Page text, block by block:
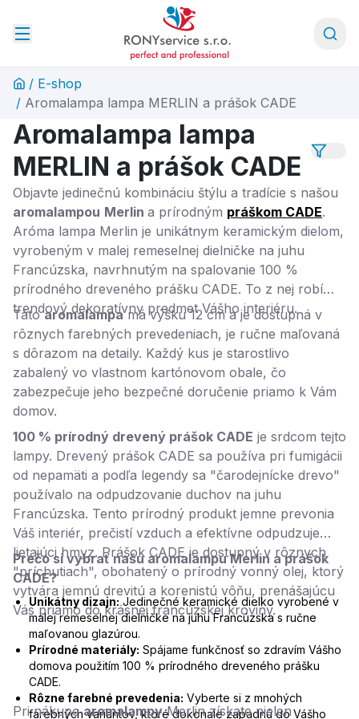
/ E-shop
/ Aromalampa lampa MERLIN a prášok CADE
Aromalampa lampa
MERLIN a prášok CADE
Objavte jedinečnú kombináciu štýlu a tradície s našou
aromalampou Merlin a prírodným práškom CADE.
Aróma lampa Merlin je unikátnym keramickým dielom,
vyrobeným v malej remeselnej dielničke na juhu
Francúzska, navrhnutým na spalovanie 100 %
prírodného dreveného prášku CADE. To z nej robí
trendový dekoratívny predmet Vášho interiéru.
Tátoaromalampamá výšku 12 cm a je dostupná v
rôznych farebných prevedeniach, je ručne maľovaná
s dôrazom na detaily. Každý kus je starostlivo
zabalený vo vlastnom kartónovom obale, čo
zabezpečuje jeho bezpečné doručenie priamo k Vám
domov.
100 % prírodný drevený prášok CADE je srdcom tejto
lampy. Drevený prášok CADE sa používa pri fumigácii
od nepamäti a podľa legendy sa "čarodejnícke drevo"
používalo na odpudzovanie duchov na juhu
Francúzska. Tento prírodný produkt jemne prevonia
Váš interiér, prečistí vzduch a efektívne odpudzuje
lietajúci hmyz. Prášok CADE je dostupný v rôznych
"príchutiach", obohatený o prírodný vonný olej, ktorý
vytvára jemnú drevitú a korenistú vôňu, prenášajúcu
Vás priamo do krásnej francúzskej kroviny.
Prečo si vybrať našu aromalampu Merlin a prášok
CADE?
Unikátny dizajn:Jedinečné keramické dielko vyrobené v
malej remeselnej dielničke na juhu Francúzska s ručne
maľovanou glazúrou.
Prírodné materiály: Spájame funkčnosť so zdravím Vášho
domova použitím 100 % prírodného dreveného prášku
CADE.
Rôzne farebné prevedenia: Vyberte si z mnohých
farebných variantov, ktoré dokonale zapadnú do Vášho
Pri nákupearomalampyMerlin získate nielen